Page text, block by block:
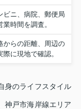
ビニ、病院、郵便局
時間を調査。
からの距離、周辺の
に現地で確認。
身のライフスタイル
神戸市海岸線エリア